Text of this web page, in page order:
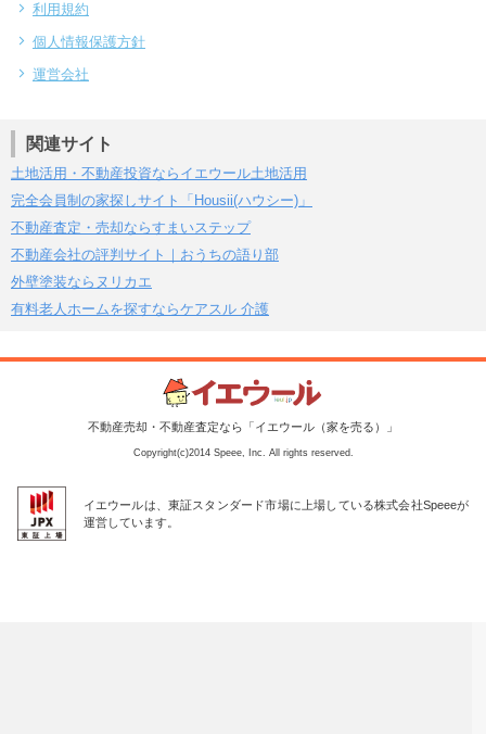
利用規約
個人情報保護方針
運営会社
関連サイト
土地活用・不動産投資ならイエウール土地活用
完全会員制の家探しサイト「Housii(ハウシー)」
不動産査定・売却ならすまいステップ
不動産会社の評判サイト｜おうちの語り部
外壁塗装ならヌリカエ
有料老人ホームを探すならケアスル 介護
不動産売却・不動産査定なら「イエウール（家を売る）」
Copyright(c)2014 Speee, Inc. All rights reserved.
イエウールは、東証スタンダード市場に上場している株式会社Speeeが
運営しています。